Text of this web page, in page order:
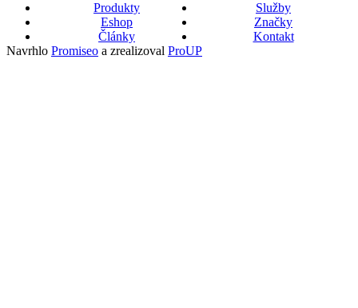
Produkty
Služby
Eshop
Značky
Články
Kontakt
Navrhlo Promiseo a zrealizoval ProUP